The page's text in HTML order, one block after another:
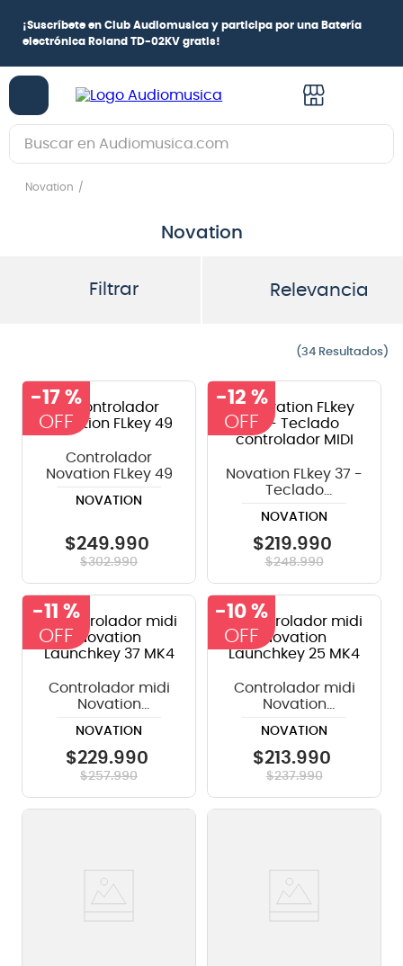
¡Suscríbete en Club Audiomusica y participa por una Batería
electrónica Roland TD-02KV gratis!
Buscar en Audiomusica.com
Novation
Novation
Filtrar Relevancia
34
-17 %
Controlador
Novation FLkey 49
NOVATION
$249.990
$302.990
-12 %
Novation FLkey 37 -
Teclado
NOVATION
$219.990
$248.990
-11 %
Controlador midi
Novation
NOVATION
$229.990
$257.990
-10 %
Controlador midi
Novation
NOVATION
$213.990
$237.990
TÉRMINOS MÁS BUSCADOS
7.
teclado
bateria
micrófono
violin